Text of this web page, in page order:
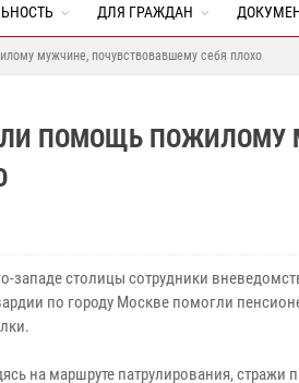
ДЛЯ ГРАЖДАН
мужчине, почувствовавшему себя плохо
ПОМОЩЬ ПОЖИЛОМУ
западе столицы сотрудники
по городу Москве помогли
на маршруте патрулирования, стражи